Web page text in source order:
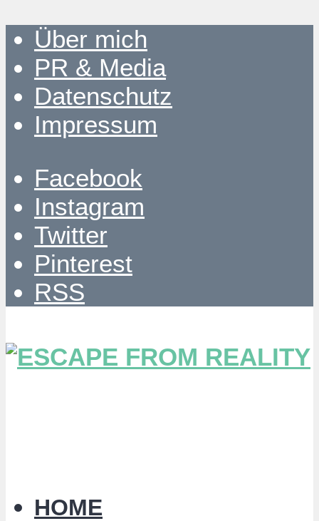
Über mich
PR & Media
Datenschutz
Impressum
Facebook
Instagram
Twitter
Pinterest
RSS
HOME